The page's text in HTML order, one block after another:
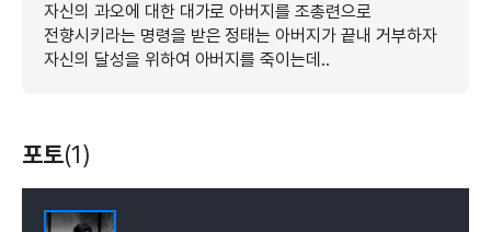
자신의 과오에 대한 대가로 아버지를 조총련으로
전향시키라는 명령을 받은 정태는 아버지가 끝내 거부하자
자신의 달성을 위하여 아버지를 죽이는데..
포토(1)